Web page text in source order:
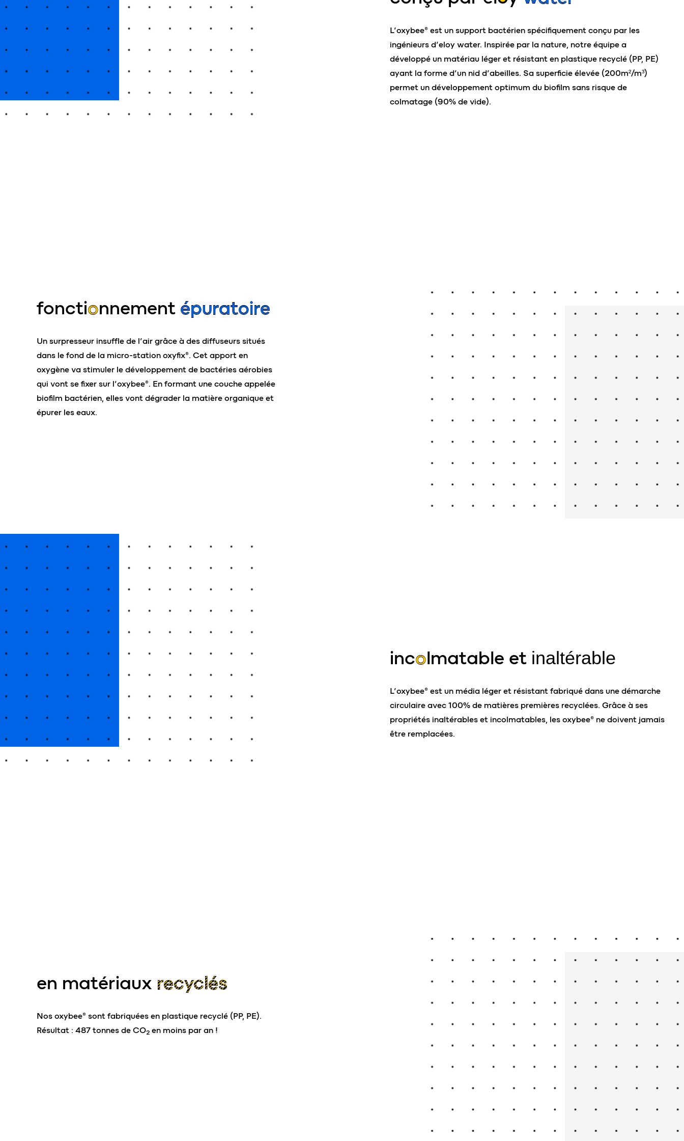
L’oxybee® est un support bactérien spécifiquement conçu par les
ingénieurs d’eloy water. Inspirée par la nature, notre équipe a
développé un matériau léger et résistant en plastique recyclé (PP, PE)
ayant la forme d’un nid d’abeilles. Sa superficie élevée (200m²/m³)
permet un développement optimum du biofilm sans risque de
colmatage (90% de vide).
fonctionnement épuratoire
Un surpresseur insuffle de l’air grâce à des diffuseurs situés
dans le fond de la micro-station oxyfix®. Cet apport en
oxygène va stimuler le développement de bactéries aérobies
qui vont se fixer sur l’oxybee®. En formant une couche appelée
biofilm bactérien, elles vont dégrader la matière organique et
épurer les eaux.
incolmatable et inaltérable
L’oxybee® est un média léger et résistant fabriqué dans une démarche
circulaire avec 100% de matières premières recyclées. Grâce à ses
propriétés inaltérables et incolmatables, les oxybee® ne doivent jamais
être remplacées.
en matériaux recyclés
Nos oxybee® sont fabriquées en plastique recyclé (PP, PE).
Résultat : 487 tonnes de CO2 en moins par an !